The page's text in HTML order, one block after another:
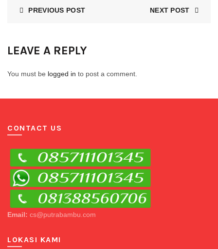
PREVIOUS POST NEXT POST
LEAVE A REPLY
You must be logged in to post a comment.
CONTACT US
Email: cs@putrabambu.com
LOKASI KAMI